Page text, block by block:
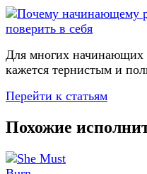
Для многих начинающих
кажется тернистым и
Перейти к статьям
Похожие